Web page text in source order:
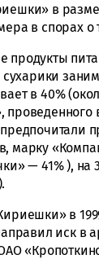
в
в спорах о
в 40%
марку
— 41% ),
в
иск в